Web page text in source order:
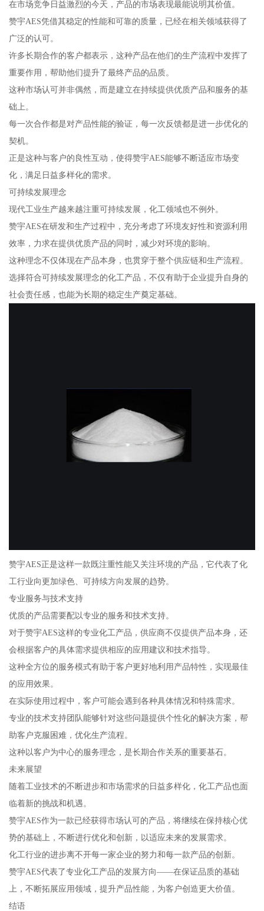
在市场竞争日益激烈的今天，产品的市场表现最能说明其价值。
赞宇AES凭借其稳定的性能和可靠的质量，已经在相关领域获得了
广泛的认可。
许多长期合作的客户都表示，这种产品在他们的生产流程中发挥了
重要作用，帮助他们提升了最终产品的品质。
这种市场认可并非偶然，而是建立在持续提供优质产品和服务的基
础上。
每一次合作都是对产品性能的验证，每一次反馈都是进一步优化的
契机。
正是这种与客户的良性互动，使得赞宇AES能够不断适应市场变
化，满足日益多样化的需求。
可持续发展理念
现代工业生产越来越注重可持续发展，化工领域也不例外。
赞宇AES在研发和生产过程中，充分考虑了环境友好性和资源利用
效率，力求在提供优质产品的同时，减少对环境的影响。
这种理念不仅体现在产品本身，也贯穿于整个供应链和生产流程。
选择符合可持续发展理念的化工产品，不仅有助于企业提升自身的
社会责任感，也能为长期的稳定生产奠定基础。
赞宇AES正是这样一款既注重性能又关注环境的产品，它代表了化
工行业向更加绿色、可持续方向发展的趋势。
专业服务与技术支持
优质的产品需要配以专业的服务和技术支持。
对于赞宇AES这样的专业化工产品，供应商不仅提供产品本身，还
会根据客户的具体需求提供相应的应用建议和技术指导。
这种全方位的服务模式有助于客户更好地利用产品特性，实现最佳
的应用效果。
在实际使用过程中，客户可能会遇到各种具体情况和特殊需求。
专业的技术支持团队能够针对这些问题提供个性化的解决方案，帮
助客户克服困难，优化生产流程。
这种以客户为中心的服务理念，是长期合作关系的重要基石。
未来展望
随着工业技术的不断进步和市场需求的日益多样化，化工产品也面
临着新的挑战和机遇。
赞宇AES作为一款已经获得市场认可的产品，将继续在保持核心优
势的基础上，不断进行优化和创新，以适应未来的发展需求。
化工行业的进步离不开每一家企业的努力和每一款产品的创新。
赞宇AES代表了专业化工产品的发展方向——在保证品质的基础
上，不断拓展应用领域，提升产品性能，为客户创造更大价值。
结语